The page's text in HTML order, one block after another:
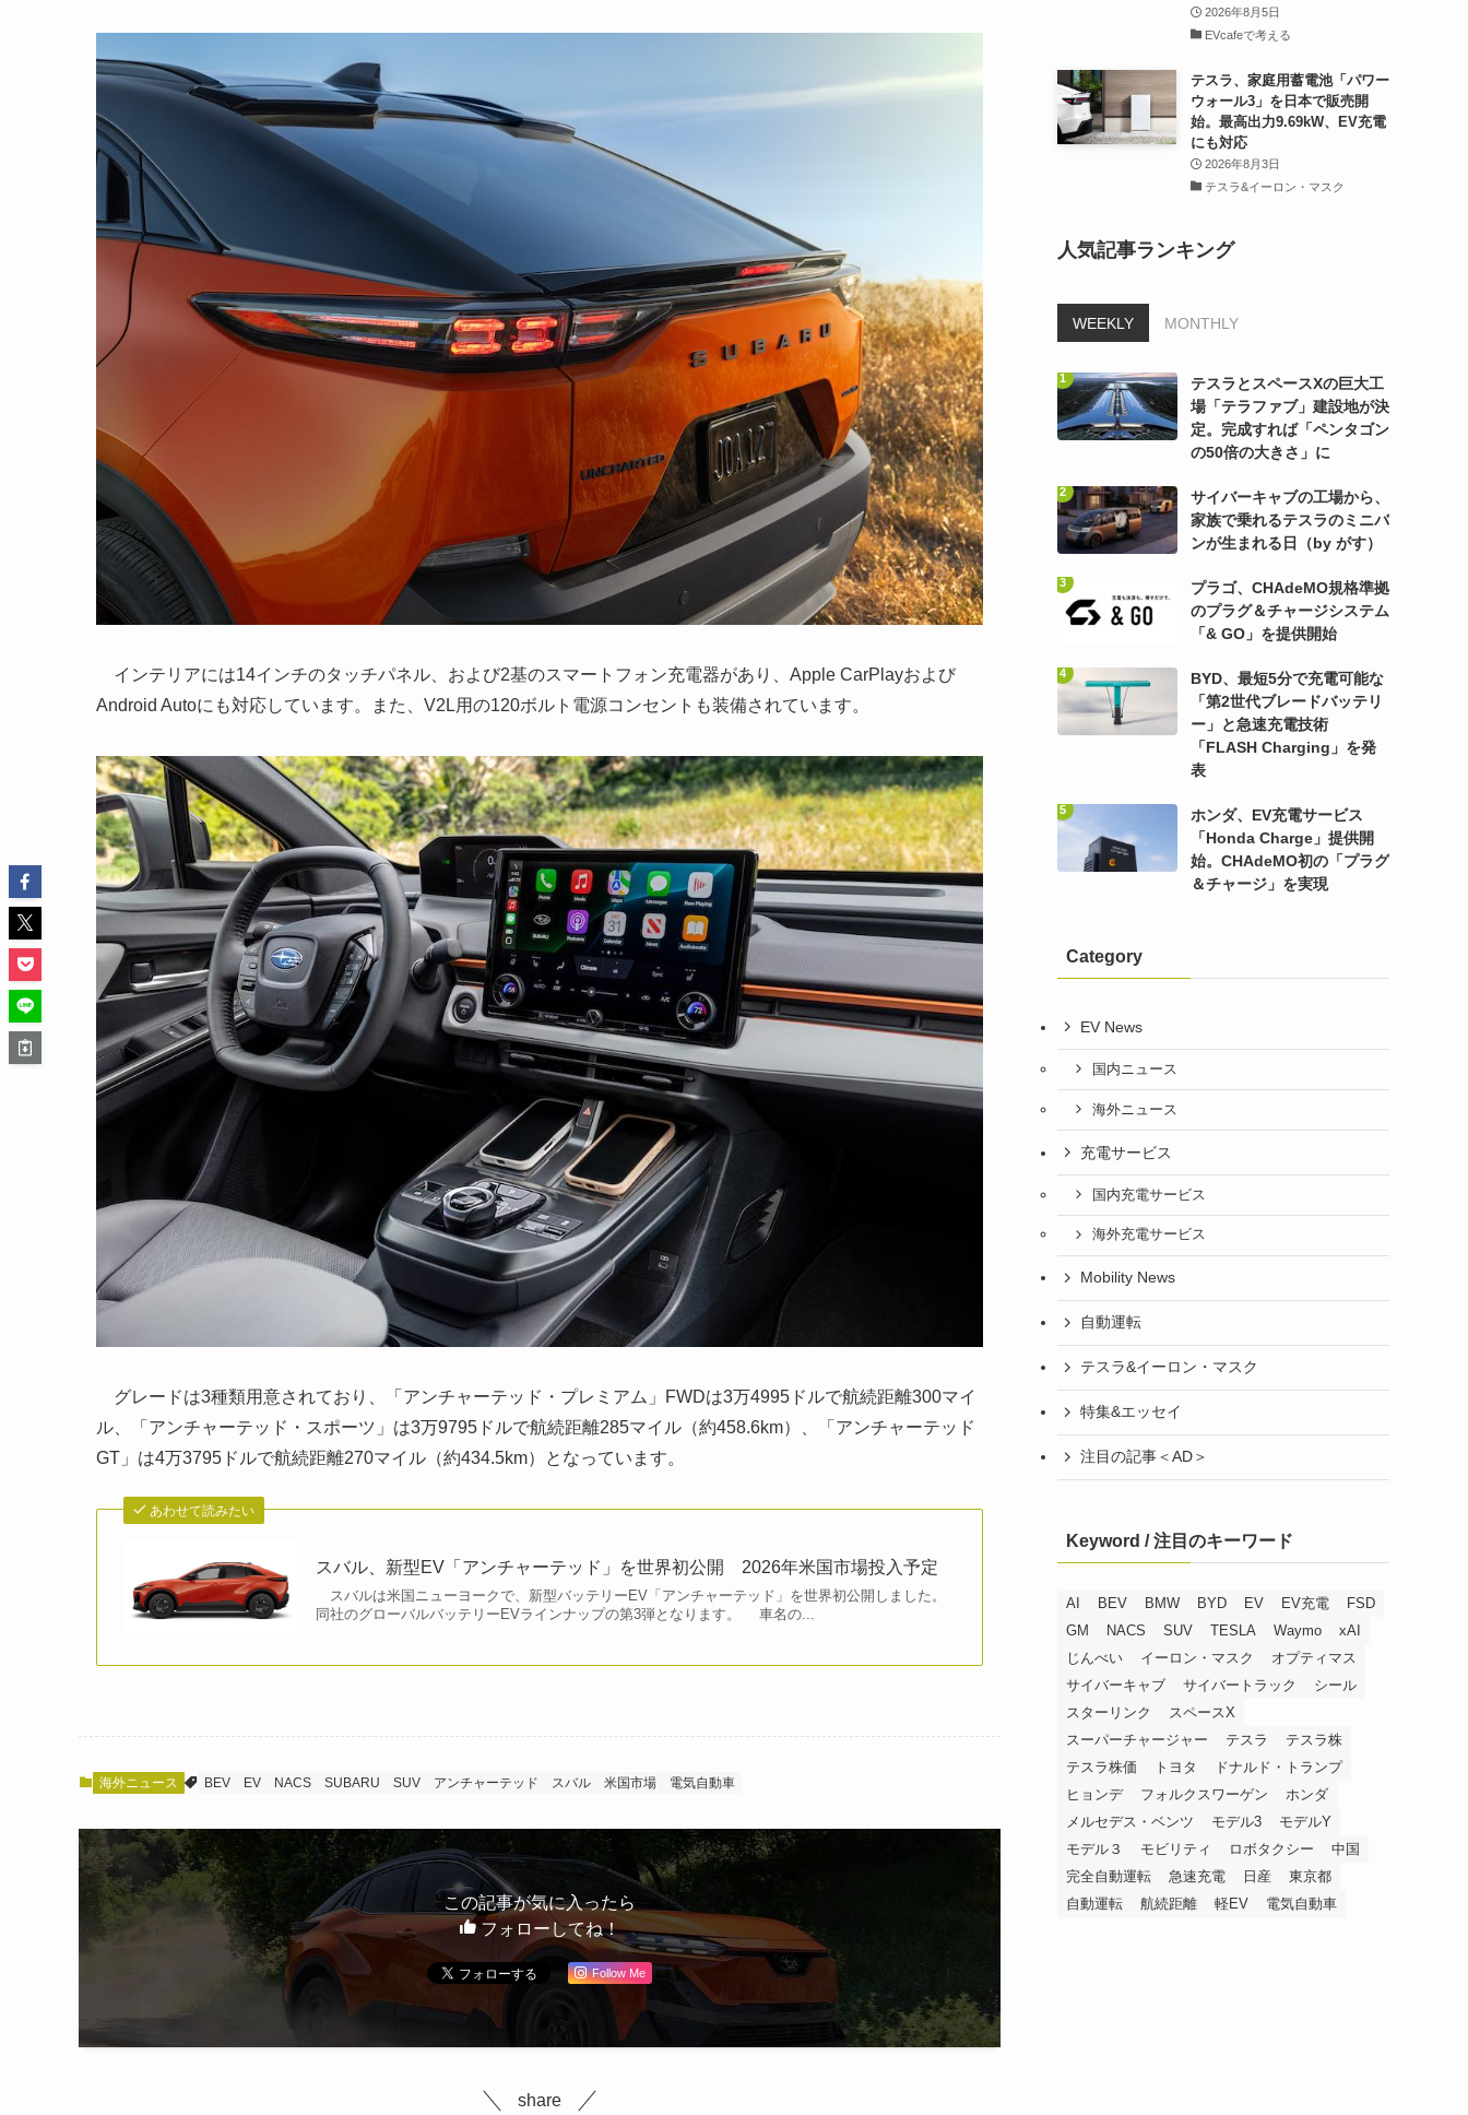
インテリアには14インチのタッチパネル、および2基のスマートフォン充電器があり、Apple CarPlayおよび
Android Autoにも対応しています。また、V2L用の120ボルト電源コンセントも装備されています。
グレードは3種類用意されており、「アンチャーテッド・プレミアム」FWDは3万4995ドルで航続距離300マイ
ル、「アンチャーテッド・スポーツ」は3万9795ドルで航続距離285マイル（約458.6km）、「アンチャーテッド
GT」は4万3795ドルで航続距離270マイル（約434.5km）となっています。
あわせて読みたい
スバル、新型EV「アンチャーテッド」を世界初公開 2026年米国市場投入予定
スバルは米国ニューヨークで、新型バッテリーEV「アンチャーテッド」を世界初公開しました。
同社のグローバルバッテリーEVラインナップの第3弾となります。 車名の...
海外ニュース BEV EV NACS SUBARU SUV アンチャーテッド スバル 米国市場 電気自動車
この記事が気に入ったら
フォローしてね！
Follow Me
share
2026年8月5日
EVcafeで考える
テスラ、家庭用蓄電池「パワー
ウォール3」を日本で販売開
始。最高出力9.69kW、EV充電
にも対応
2026年8月3日
テスラ&イーロン・マスク
人気記事ランキング
WEEKLY MONTHLY
テスラとスペースXの巨大工
場「テラファブ」建設地が決
定。完成すれば「ペンタゴン
の50倍の大きさ」に
サイバーキャブの工場から、
家族で乗れるテスラのミニバ
ンが生まれる日（by がす）
プラゴ、CHAdeMO規格準拠
のプラグ＆チャージシステム
「& GO」を提供開始
BYD、最短5分で充電可能な
「第2世代ブレードバッテリ
ー」と急速充電技術
「FLASH Charging」を発
表
ホンダ、EV充電サービス
「Honda Charge」提供開
始。CHAdeMO初の「プラグ
＆チャージ」を実現
Category
EV News
国内ニュース
海外ニュース
充電サービス
国内充電サービス
海外充電サービス
Mobility News
自動運転
テスラ&イーロン・マスク
特集&エッセイ
注目の記事＜AD＞
Keyword / 注目のキーワード
AI BEV BMW BYD EV EV充電
FSD
GM
NACS SUV TESLA Waymo
xAI
じんべい
イーロン・マスク
オプティマス
サイバーキャブ
サイバートラック
シール
スターリンク
スペースX
スーパーチャージャー
テスラ
テスラ株
テスラ株価
トヨタ
ドナルド・トランプ
ヒョンデ
フォルクスワーゲン
ホンダ
メルセデス・ベンツ
モデル3
モデルY
モデル３
モビリティ ロボタクシー
中国
完全自動運転
急速充電 日産
東京都
自動運転
航続距離 軽EV 電気自動車